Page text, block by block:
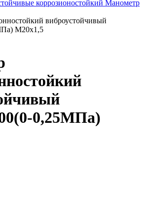
коррозионостойкий Манометр
виброустойчивый
М20х1,5
0,25МПа)